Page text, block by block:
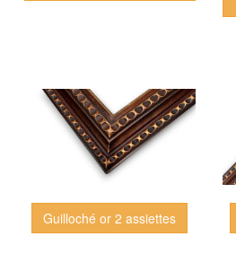
Guilloché or 2 assiettes